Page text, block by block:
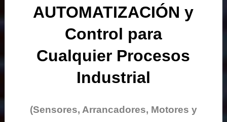
AUTOMATIZACIÓN y
Control para
Cualquier Procesos
Industrial
(Sensores, Arrancadores, Motores y